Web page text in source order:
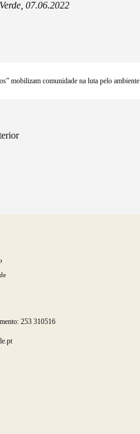
07.06.2022
mobilizam comunidade na luta pelo ambiente
253 310516